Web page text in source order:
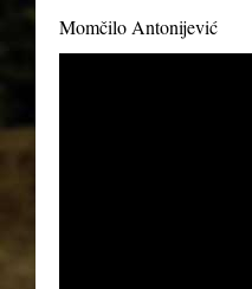
Momčilo Antonijević